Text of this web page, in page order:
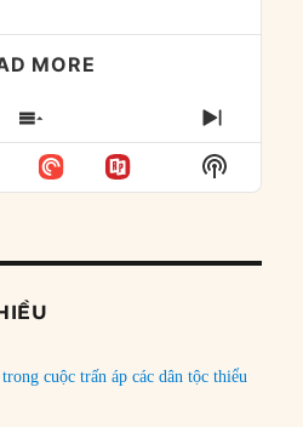
MORE
SHOW
EPISODES
LIST
NEXT
Show
Podcast
cuộc trấn áp các dân tộc thiểu